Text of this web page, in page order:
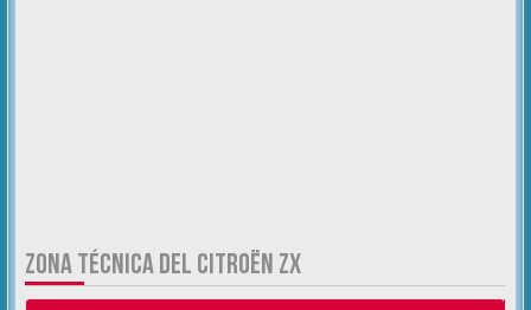
ZONA TÉCNICA DEL CITROËN ZX